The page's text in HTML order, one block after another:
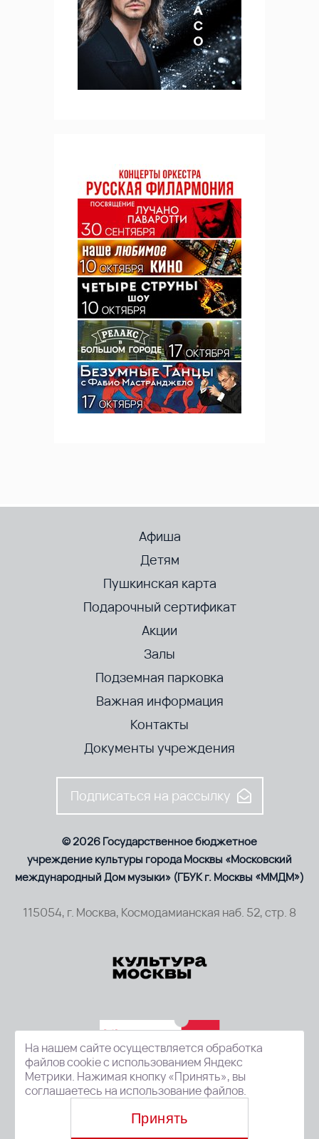
Афиша
Детям
Пушкинская карта
Подарочный сертификат
Акции
Залы
Подземная парковка
Важная информация
Контакты
Документы учреждения
Подписаться на рассылку
© 2026 Государственное бюджетное
учреждение культуры города Москвы «Московский
международный Дом музыки» (ГБУК г. Москвы «ММДМ»)
115054, г. Москва, Космодамианская наб. 52, стр. 8
На нашем сайте осуществляется обработка
файлов cookie с использованием Яндекс
Метрики. Нажимая кнопку «Принять», вы
соглашаетесь на использование файлов.
Принять